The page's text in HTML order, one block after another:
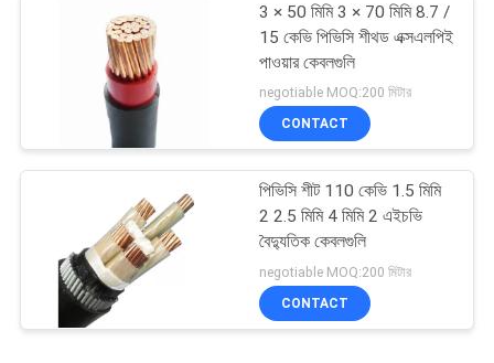
3 × 50 মিমি 3 × 70 মিমি 8.7 /
15 কেভি পিভিসি শীথড এক্সএলপিই
পাওয়ার কেবলগুলি
negotiable MOQ:200 মিটার
CONTACT
পিভিসি শীট 110 কেভি 1.5 মিমি
2 2.5 মিমি 4 মিমি 2 এইচভি
বৈদ্যুতিক কেবলগুলি
negotiable MOQ:200 মিটার
CONTACT